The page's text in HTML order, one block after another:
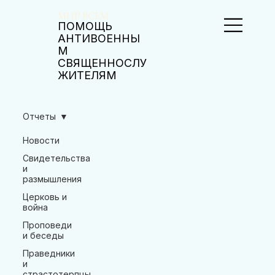
МИР ВСЕМ
ПОМОЩЬ
АНТИВОЕННЫ
М
СВЯЩЕННОСЛУ
ЖИТЕЛЯМ
Новости
Свидетельства
и
размышления
Церковь и
война
Проповеди
и беседы
Праведники
и
Отчеты